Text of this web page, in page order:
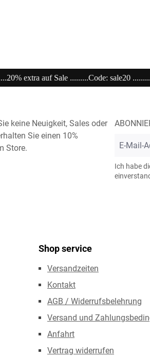
sale20 ................Now Open
keine Neuigkeit, Sales oder
Sie einen 10%
Store.
Mail-
*
Ich habe
Shop service
Versandzeiten
Kontakt
AGB / Widerrufsbelehrung
Versand und
Anfahrt
Vertrag widerrufen